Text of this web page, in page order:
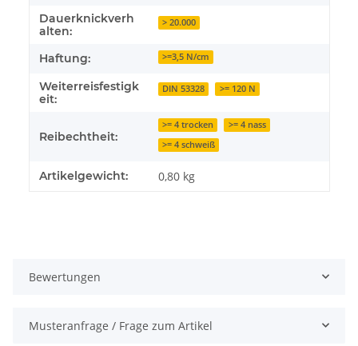
Dauerknickverh
alten:
> 20.000
Haftung: >=3,5 N/cm
Weiterreisfestigk
eit:
DIN 53328 >= 120 N
Reibechtheit:
>= 4 trocken
>= 4 nass
>= 4 schweiß
Artikelgewicht: 0,80 kg
Bewertungen
Musteranfrage / Frage zum Artikel